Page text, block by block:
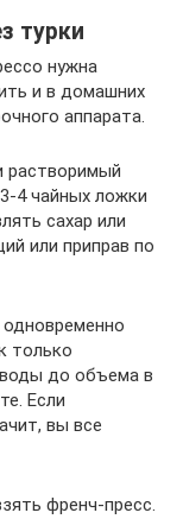
турки
нужна
и в домашних
аппарата.
растворимый
4 чайных ложки
сахар или
или приправ по
только
воды до объема в
Если
вы все
френч-пресс.